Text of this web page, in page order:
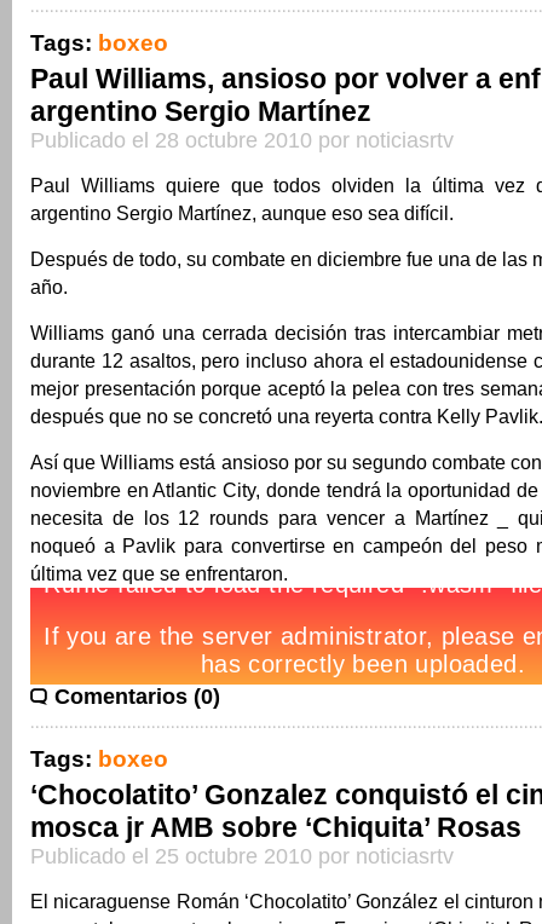
Tags: boxeo
Paul Williams, ansioso por volver a
argentino Sergio Martínez
Publicado el 28 octubre 2010 por noticiasrtv
Paul Williams quiere que todos olviden la última vez
argentino Sergio Martínez, aunque eso sea difícil.
Después de todo, su combate en diciembre fue una de las
año.
Williams ganó una cerrada decisión tras intercambiar
durante 12 asaltos, pero incluso ahora el estadounidense
mejor presentación porque aceptó la pelea con tres
después que no se concretó una reyerta contra Kelly Pavlik.
Así que Williams está ansioso por su segundo combate
noviembre en Atlantic City, donde tendrá la oportunidad
necesita de los 12 rounds para vencer a Martínez _
noqueó a Pavlik para convertirse en campeón del peso
última vez que se enfrentaron.
Comentarios (0)
Tags: boxeo
‘Chocolatito’ Gonzalez conquistó el
mosca jr AMB sobre ‘Chiquita’ Rosas
Publicado el 25 octubre 2010 por noticiasrtv
El nicaraguense Román ‘Chocolatito’ González el